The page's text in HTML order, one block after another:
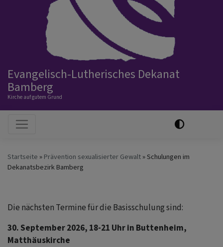
Evangelisch-Lutherisches Dekanat
Bamberg
Kirche auf gutem Grund
Hauptnavigation
Startseite Prävention sexualisierter Gewalt
Schulungen im
Dekanatsbezirk Bamberg
Die nächsten Termine für die Basisschulung sind:
30. September 2026, 18-21 Uhr in Buttenheim,
Matthäuskirche